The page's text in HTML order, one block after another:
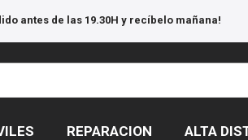
antes de las 19.30H y recíbelo mañana!
REPARACION ALTA